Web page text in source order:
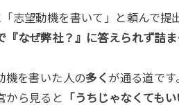
志望動機を書いて」と頼んで提
『なぜ弊社？』に答えられず詰
機を書いた人の多く が通る道で
から見ると
「うちじゃなくても